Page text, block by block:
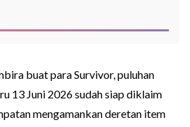
buat para Survivor, puluhan
13 Juni 2026 sudah siap diklaim
mengamankan deretan item